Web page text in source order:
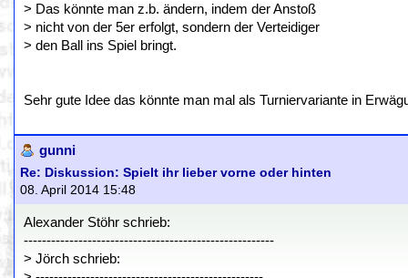
> Das könnte man z.b. ändern, indem der Anstoß
> nicht von der 5er erfolgt, sondern der Verteidiger
> den Ball ins Spiel bringt.
Sehr gute Idee das könnte man mal als Turniervariante in
gunni
Re: Diskussion: Spielt ihr lieber vorne oder hinten
08. April 2014 15:48
Alexander Stöhr schrieb:
-------------------------------------------------------
> Jörch schrieb: